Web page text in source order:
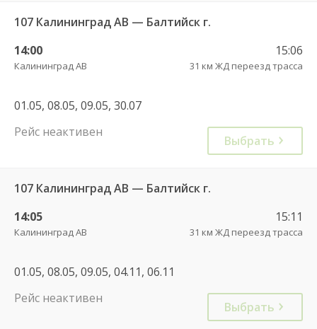
107 Калининград АВ — Балтийск г.
14:00
Калининград АВ
15:06
31 км ЖД переезд трасса
01.05, 08.05, 09.05, 30.07
Рейс неактивен
Выбрать
107 Калининград АВ — Балтийск г.
14:05
Калининград АВ
15:11
31 км ЖД переезд трасса
01.05, 08.05, 09.05, 04.11, 06.11
Рейс неактивен
Выбрать